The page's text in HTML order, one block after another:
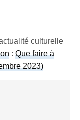
culturelle
:Que faire à
2023)